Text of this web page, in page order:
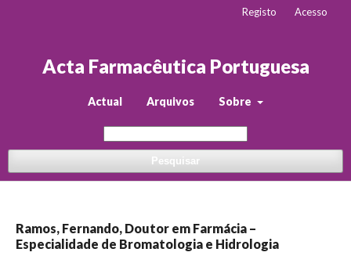
Acta Farmacêutica Portuguesa
Actual Arquivos Sobre
Pesquisar
Registo Acesso
Ramos, Fernando, Doutor em Farmácia –
Especialidade de Bromatologia e Hidrologia